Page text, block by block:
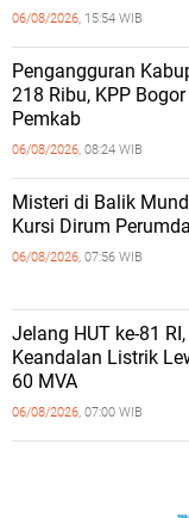
06/08/2026, 15:54 WIB
Pengangguran
218 Ribu, KPP
Pemkab
06/08/2026, 08:24 WIB
Misteri di Balik
Kursi Dirum
06/08/2026, 07:56 WIB
Jelang HUT ke-81
Keandalan Listrik
60 MVA
06/08/2026, 07:00 WIB